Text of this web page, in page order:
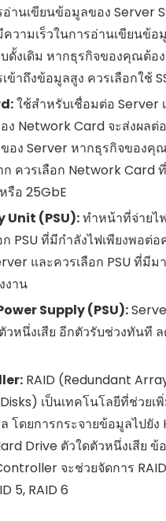
อ่านเขียนข้อมูลของ Server
วามเร็วในการอ่านเขียนข้อ
ดั้งเดิม หากธุรกิจของคุณต้อ
ข้าถึงข้อมูลสูง ควรเลือกใช้
ใช้สำหรับเชื่อมต่อ Server
ง Network Card จะส่งผลต่
อง Server หากธุรกิจของคุ
ควรเลือก Network Card
รือ 25GbE
Unit (PSU):ทำหน้าที่จ่ายไ
PSU ที่มีกำลังไฟเพียงพอต่อ
และควรเลือก PSU ที่มีม
งาน
Supply (PSU):
วหนึ่งเสีย อีกตัวรับช่วงทันที
RAID (Redundant
เป็นเทคโนโลยีที่ช่วยเ
โดยการกระจายข้อมูลไปยัง
Drive ตัวใดตัวหนึ่งเสีย ข้
จะช่วยจัดการ
5, RAID 6